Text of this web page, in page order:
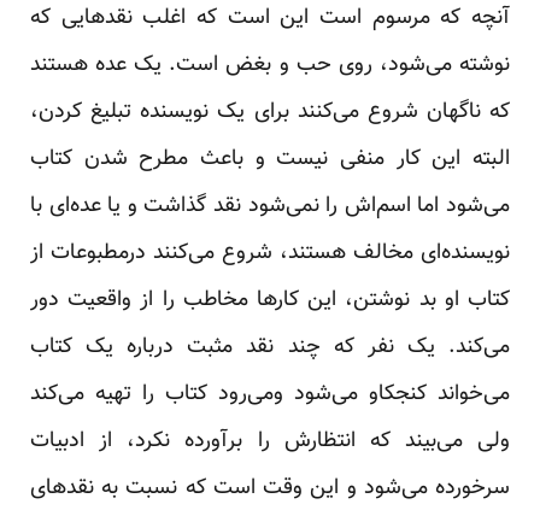
آنچه که مرسوم است این است که اغلب نقدهایی که
نوشته می‌شود، روی حب و بغض است. یک عده هستند
که ناگهان شروع می‌کنند برای یک نویسنده تبلیغ کردن،
البته این کار منفی نیست و باعث مطرح شدن کتاب
می‌شود اما اسم‌اش را نمی‌شود نقد گذاشت و یا عده‌ای با
نویسنده‌ای مخالف هستند، شروع می‌کنند درمطبوعات از
کتاب او بد نوشتن، این کارها مخاطب را از واقعیت دور
می‌کند. یک نفر که چند نقد مثبت درباره یک کتاب
می‌خواند کنجکاو می‌شود ومی‌رود کتاب را تهیه می‌کند
ولی می‌بیند که انتظارش را برآورده نکرد، از ادبیات
سرخورده می‌شود و این وقت است که نسبت به نقدهای